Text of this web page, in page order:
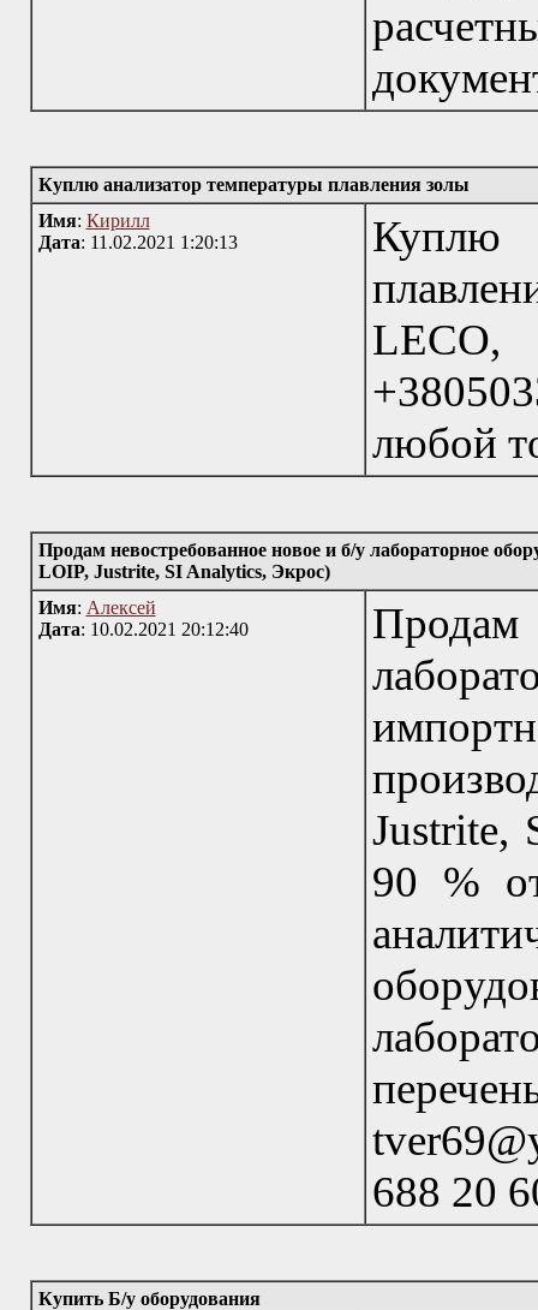
Куплю анализатор температуры плавления золы
Имя: Кирилл
Дата: 11.02.2021 1:20:13
Куплю
любой
Продам невостребованное новое и б/у лабораторное
LOIP, Justrite, SI Analytics, Экрос)
Имя: Алексей
Дата: 10.02.2021 20:12:40
Продам
Justrite,
90 %
688 20
Купить Б/у оборудования